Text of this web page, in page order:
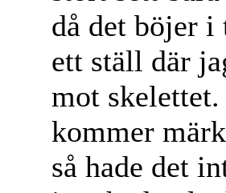
då det böjer
ett ställ där
mot
kommer
så hade det